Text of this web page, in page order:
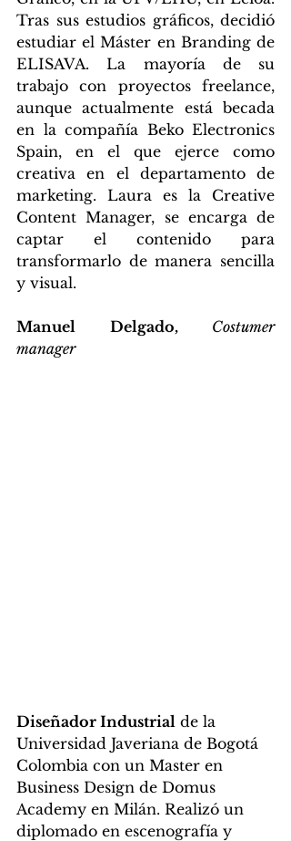
Tras sus estudios gráficos, decidió
estudiar el Máster en Branding de
ELISAVA. La mayoría de su
trabajo con proyectos freelance,
aunque actualmente está becada
en la compañía Beko Electronics
Spain, en el que ejerce como
creativa en el departamento de
marketing. Laura es la Creative
Content Manager, se encarga de
captar el contenido para
transformarlo de manera sencilla
y visual.
Manuel Delgado, Costumer
manager
Diseñador Industrial de la
Universidad Javeriana de Bogotá
Colombia con un Master en
Business Design de Domus
Academy en Milán. Realizó un
diplomado en escenografía y